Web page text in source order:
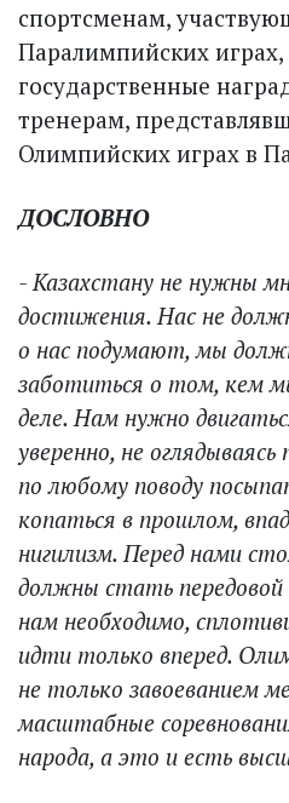
спортсменам,
Паралимпийских
государственные
тренерам,
Олимпийских играх в
ДОСЛОВНО
- Казахстану не нужны
достижения. Нас не
о нас подумают, мы
заботиться о том, кем
деле. Нам нужно
уверенно, не
по любому поводу
копаться в прошлом,
нигилизм. Перед нами
должны стать
нам необходимо,
идти только вперед.
не только завоеванием
масштабные
народа, а это и есть